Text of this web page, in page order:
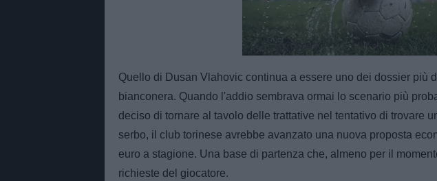
Unmute
Loaded
100.00%
Quello di Dusan Vlahovic continua a essere uno dei dossier più
bianconera. Quando l'addio sembrava ormai lo scenario più
deciso di tornare al tavolo delle trattative nel tentativo di trovare
serbo, il club torinese avrebbe avanzato una nuova proposta
euro a stagione. Una base di partenza che, almeno per il
richieste del giocatore.